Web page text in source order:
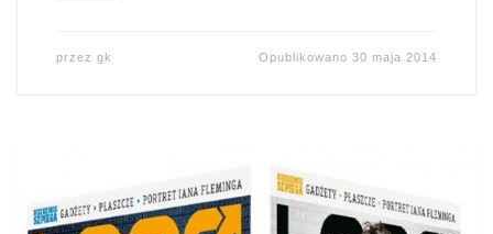
przez gk Opublikowano30 maja 2014